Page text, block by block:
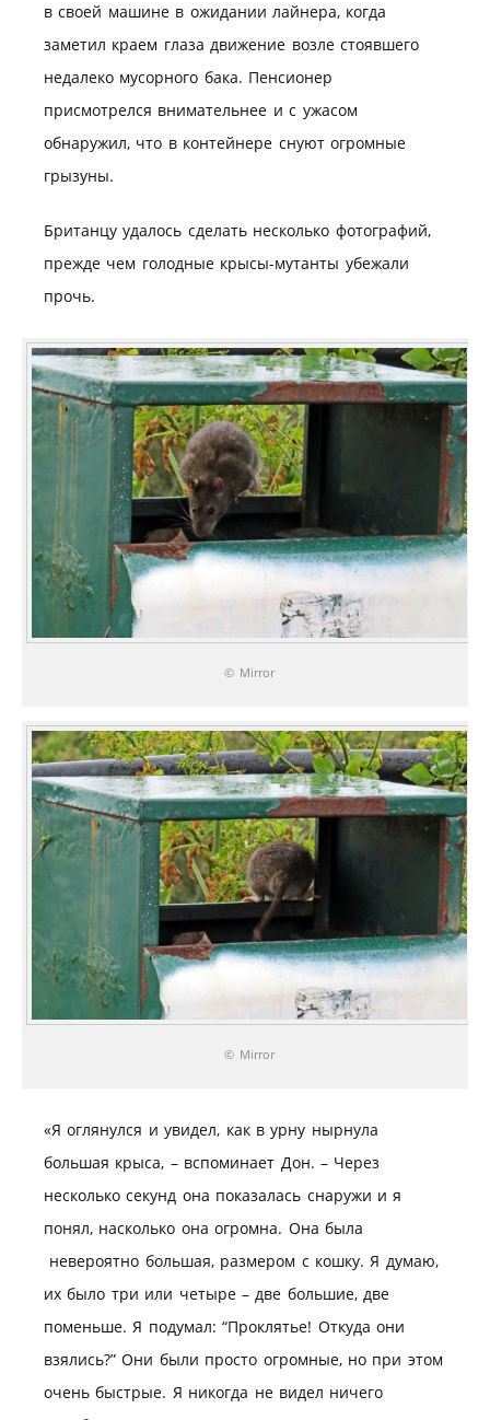
в своей машине в ожидании лайнера, когда
заметил краем глаза движение возле стоявшего
недалеко мусорного бака. Пенсионер
присмотрелся внимательнее и с ужасом
обнаружил, что в контейнере снуют огромные
грызуны.
Британцу удалось сделать несколько фотографий,
прежде чем голодные крысы-мутанты убежали
прочь.
© Mirror
© Mirror
«Я оглянулся и увидел, как в урну нырнула
большая крыса, – вспоминает Дон. – Через
несколько секунд она показалась снаружи и я
понял, насколько она огромна. Она была
невероятно большая, размером с кошку. Я думаю,
их было три или четыре – две большие, две
поменьше. Я подумал: “Проклятье! Откуда они
взялись?” Они были просто огромные, но при этом
очень быстрые. Я никогда не видел ничего